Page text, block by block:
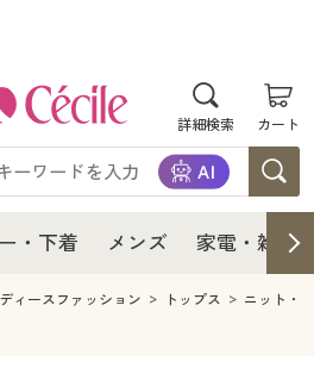
詳細検索 カート
・下着 メンズ 家電・雑貨
ィースファッション トップス ニット・